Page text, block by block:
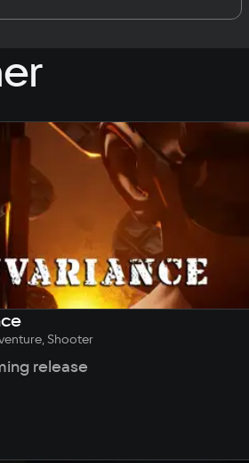
Shooter
release